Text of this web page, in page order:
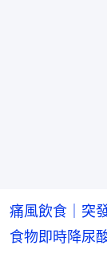
痛風飲食｜突
食物即時降尿